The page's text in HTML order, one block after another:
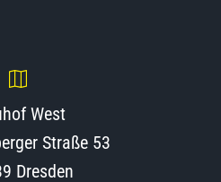
West
Straße 53
Dresden